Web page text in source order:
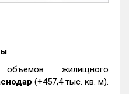
жилищного
(+457,4 тыс. кв. м).